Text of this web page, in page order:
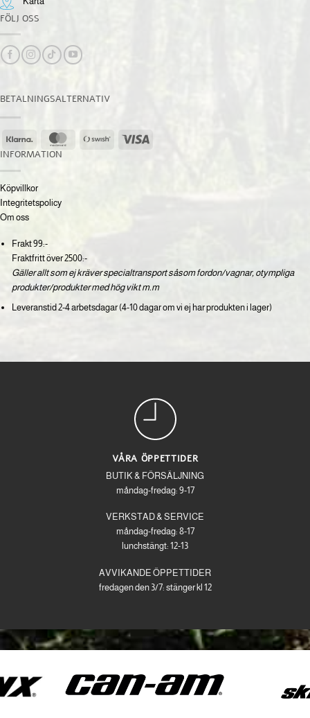
FÖLJ OSS
BETALNINGSALTERNATIV
Klarna MasterCardSwish
INFORMATION
Köpvillkor
Integritetspolicy
Om oss
Frakt 99:-
Fraktfritt över 2500:-
Gäller allt som ej kräver specialtransport såsom fordon/vagnar, otympliga
produkter/produkter med hög vikt m.m
Leveranstid 2-4 arbetsdagar (4-10 dagar om vi ej har produkten i lager)
VÅRA ÖPPETTIDER
BUTIK & FÖRSÄLJNING
måndag-fredag: 9-17
VERKSTAD & SERVICE
måndag-fredag: 8-17
lunchstängt: 12-13
AVVIKANDE ÖPPETTIDER
fredagen den 3/7: stänger kl 12